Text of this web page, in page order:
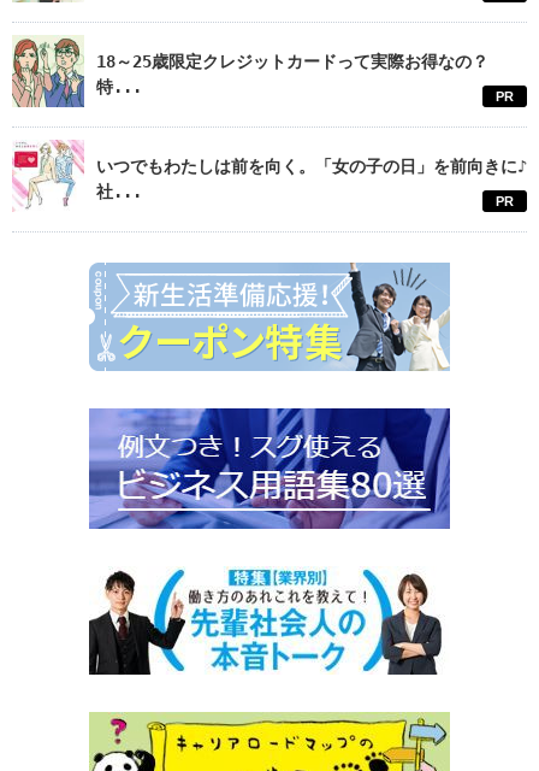
18～25歳限定クレジットカードって実際お得なの？
特...
PR
いつでもわたしは前を向く。「女の子の日」を前向きに♪
社...
PR